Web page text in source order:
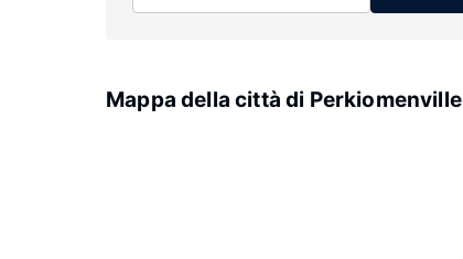
Mappa della città di Perkiomenville